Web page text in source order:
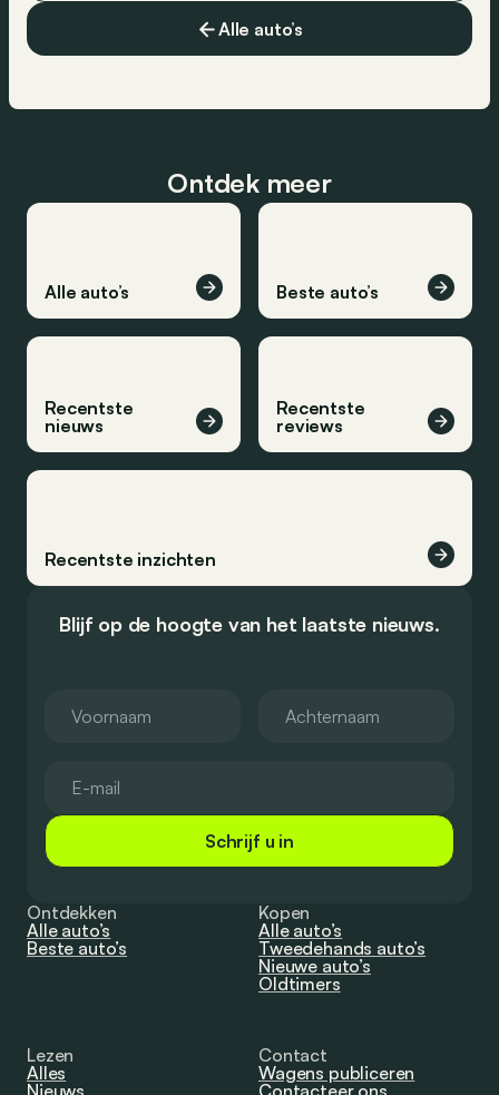
Alle auto’s
Ontdek meer
Alle auto’s Beste auto’s
Recentste
nieuws
Recentste
reviews
Recentste inzichten
Blijf op de hoogte van het laatste nieuws.
Schrijf u in
Ontdekken
Alle auto’s
Beste auto’s
Kopen
Alle auto’s
Tweedehands auto’s
Nieuwe auto’s
Oldtimers
Lezen
Alles
Nieuws
Contact
Wagens publiceren
Contacteer ons